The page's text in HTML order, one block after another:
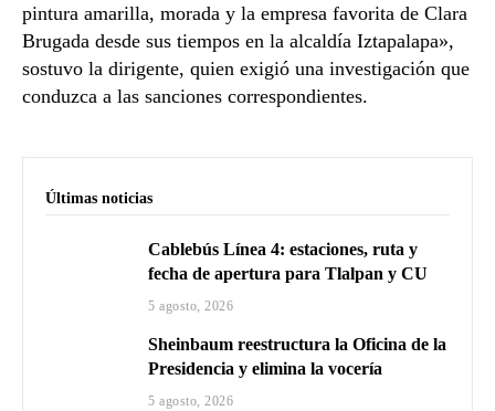
pintura amarilla, morada y la empresa favorita de Clara
Brugada desde sus tiempos en la alcaldía Iztapalapa»,
sostuvo la dirigente, quien exigió una investigación que
conduzca a las sanciones correspondientes.
Últimas noticias
Cablebús Línea 4: estaciones, ruta y
fecha de apertura para Tlalpan y CU
5 agosto, 2026
Sheinbaum reestructura la Oficina de la
Presidencia y elimina la vocería
5 agosto, 2026